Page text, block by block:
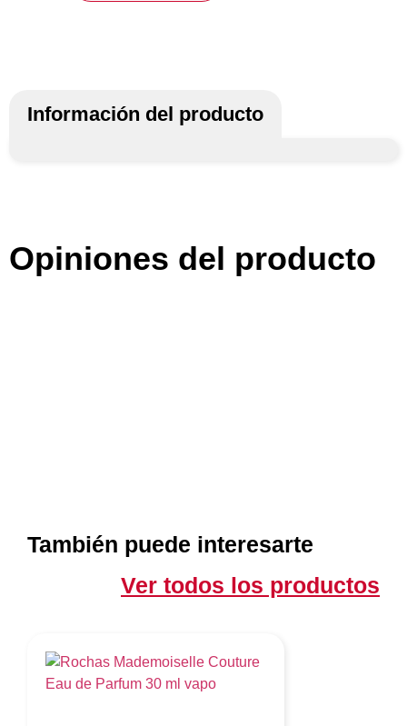
Información del producto
Opiniones del producto
También puede interesarte
Ver todos los productos